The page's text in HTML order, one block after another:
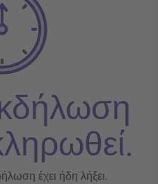
έχει ήδη λήξει.